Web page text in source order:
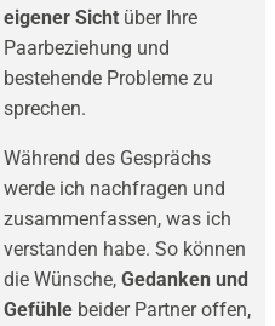
eigener Sicht über Ihre
Paarbeziehung und
bestehende Probleme zu
sprechen.
Während des Gesprächs
werde ich nachfragen und
zusammenfassen, was ich
verstanden habe. So können
die Wünsche, Gedanken und
Gefühle beider Partner offen,